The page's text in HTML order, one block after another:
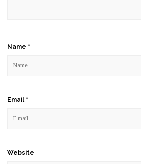
Name *
Email *
Website